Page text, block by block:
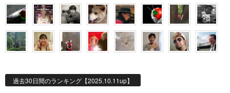
過去30日間のランキング【2025.10.11up】